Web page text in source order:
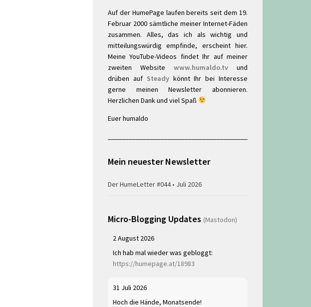
Auf der HumePage laufen bereits seit dem 19.
Februar 2000 sämtliche meiner Internet-Fäden
zusammen. Alles, das ich als wichtig und
mitteilungswürdig empfinde, erscheint hier.
Meine YouTube-Videos findet Ihr auf meiner
zweiten Website www.humaldo.tv und
drüben auf Steadykönnt Ihr bei Interesse
gerne meinen Newsletter abonnieren.
Herzlichen Dank und viel Spaß
Euer humaldo
Mein neuester Newsletter
Der HumeLetter #044 • Juli 2026
Micro-Blogging Updates (Mastodon)
2 August 2026
Ich hab mal wieder was gebloggt:
https://humepage.at/18983
31 Juli 2026
Hoch die Hände, Monatsende!